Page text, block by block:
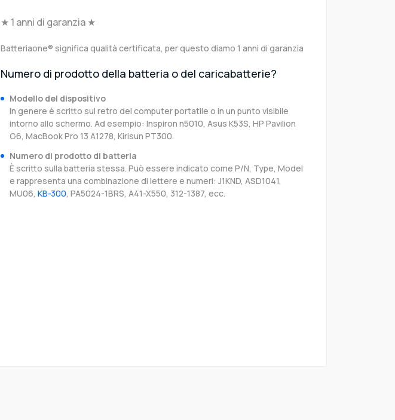
★ 1 anni di garanzia ★
Batteriaone® significa qualità certificata, per questo diamo 1 anni di garanzia
Numero di prodotto della batteria o del caricabatterie?
Modello del dispositivo
In genere è scritto sul retro del computer portatile o in un punto visibile
intorno allo schermo. Ad esempio: Inspiron n5010, Asus K53S, HP Pavilion
G6, MacBook Pro 13 A1278, Kirisun PT300.
Numero di prodotto di batteria
È scritto sulla batteria stessa. Può essere indicato come P/N, Type, Model
e rappresenta una combinazione di lettere e numeri: J1KND, ASD1041,
MU06, KB-300, PA5024-1BRS, A41-X550, 312-1387, ecc.